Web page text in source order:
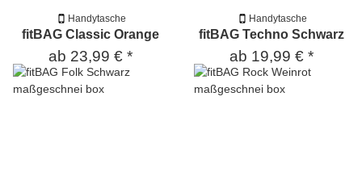
Handytasche
fitBAG Classic Orange
ab 23,99 € *
Handytasche
fitBAG Techno Schwarz
ab 19,99 € *